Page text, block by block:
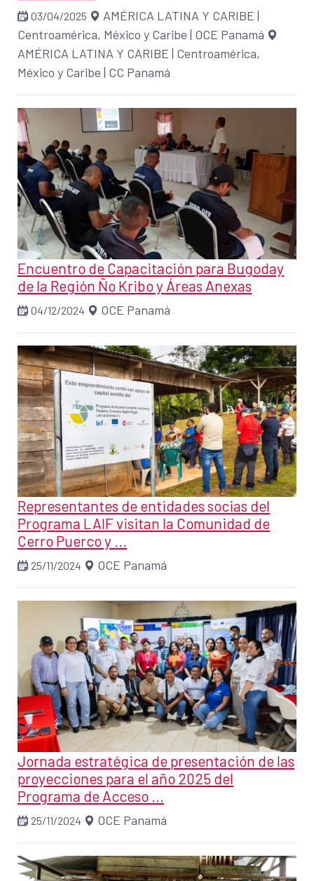
03/04/2025 AMÉRICA LATINA Y CARIBE |
Centroamérica, México y Caribe | OCE Panamá
AMÉRICA LATINA Y CARIBE | Centroamérica,
México y Caribe | CC Panamá
Encuentro de Capacitación para Bugoday
de la Región Ño Kribo y Áreas Anexas
04/12/2024 OCE Panamá
Representantes de entidades socias del
Programa LAIF visitan la Comunidad de
Cerro Puerco y ...
25/11/2024 OCE Panamá
Jornada estratégica de presentación de las
proyecciones para el año 2025 del
Programa de Acceso ...
25/11/2024 OCE Panamá